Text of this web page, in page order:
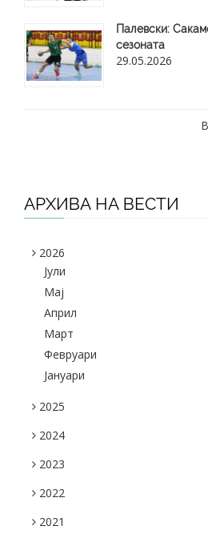
​Палевски:
сезоната
29.05.2026
АРХИВА НА ВЕСТИ
2026
Јули
Maj
Април
Март
Февруари
Јануари
2025
2024
2023
2022
2021